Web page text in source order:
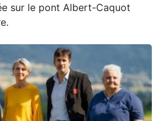
sur le pont Albert-Caquot